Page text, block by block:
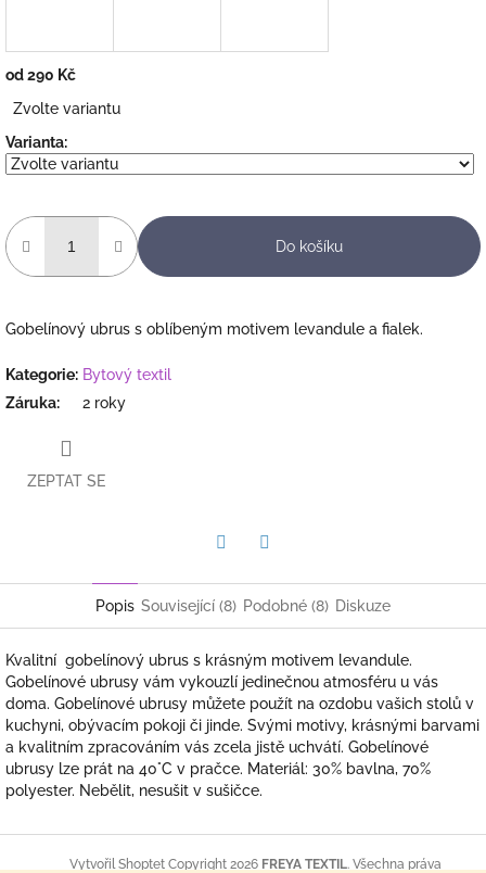
od290 Kč
cena:
Zvolte variantu
Varianta:
Do košíku
Gobelínový ubrus s oblíbeným motivem levandule a fialek.
Kategorie: Bytový textil
Záruka: 2 roky
ZEPTAT SE
Popis Související (8) Podobné (8) Diskuze
Kvalitní gobelínový ubrus s krásným motivem levandule.
Gobelínové ubrusy vám vykouzlí jedinečnou atmosféru u vás
doma. Gobelínové ubrusy můžete použít na ozdobu vašich stolů v
kuchyni, obývacím pokoji či jinde. Svými motivy, krásnými barvami
a kvalitním zpracováním vás zcela jistě uchvátí. Gobelínové
ubrusy lze prát na 40°C v pračce. Materiál: 30% bavlna, 70%
polyester. Nebělit, nesušit v sušičce.
Vytvořil Shoptet Copyright 2026 FREYA TEXTIL. Všechna práva